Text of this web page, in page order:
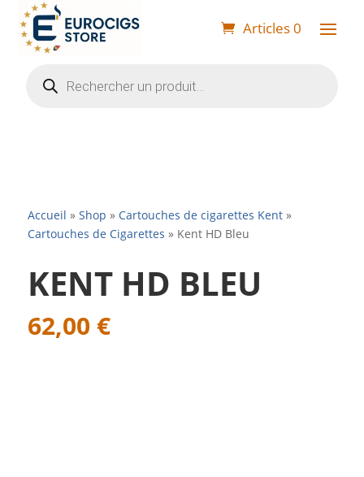
Articles 0
produits
Accueil » Shop » Cartouches de cigarettes Kent»
Cartouches de Cigarettes » Kent HD Bleu
KENT HD BLEU
62,00 €